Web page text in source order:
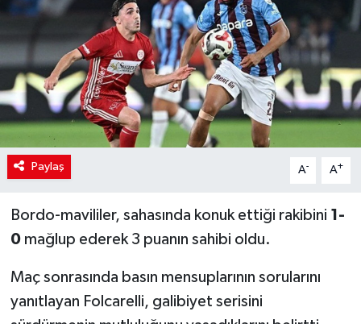
Paylaş A- A+
Bordo-mavililer, sahasında konuk ettiği rakibini 1-
0mağlup ederek 3 puanın sahibi oldu.
Maç sonrasında basın mensuplarının sorularını
yanıtlayan Folcarelli, galibiyet serisini